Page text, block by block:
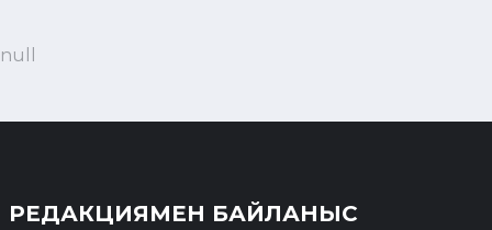
null
РЕДАКЦИЯМЕН БАЙЛАНЫС